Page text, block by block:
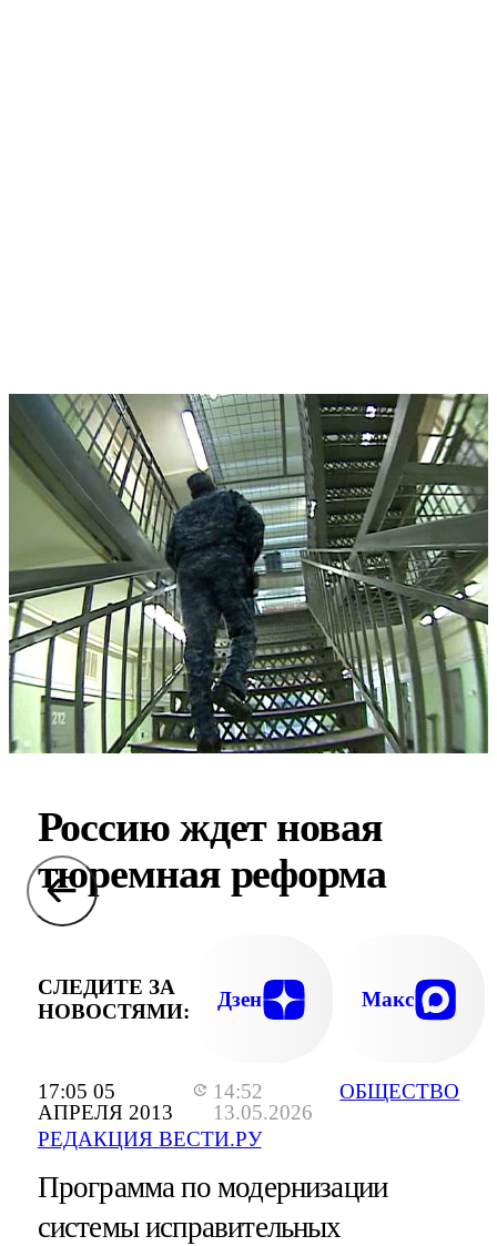
17:05 05
АПРЕЛЯ 2013
14:52
13.05.2026
РЕДАКЦИЯ ВЕСТИ.РУ
ОБЩЕСТВО
Россию ждет новая
тюремная реформа
СЛЕДИТЕ ЗА
НОВОСТЯМИ:
Дзен Макс
Программа по модернизации
системы исправительных